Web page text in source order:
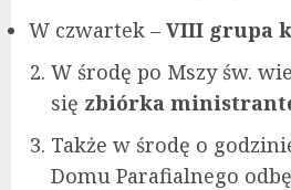
W czwartek – VIII grupa
W środę po Mszy św.
się zbiórka
Także w środę o
Domu Parafialnego